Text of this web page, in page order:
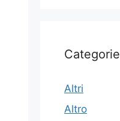
Categorie
Altri
Altro